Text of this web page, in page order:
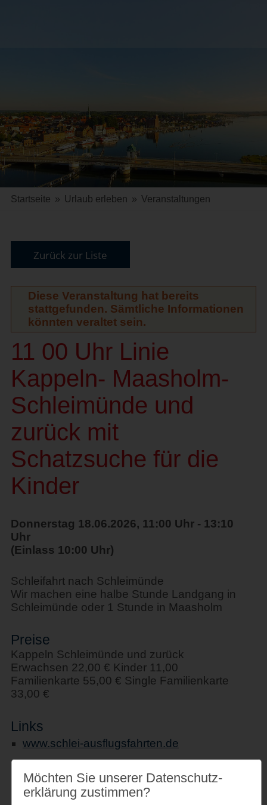
Startseite » Urlaub erleben » Veranstaltungen
Zurück zur Liste
Diese Veranstaltung hat bereits
stattgefunden. Sämtliche Informationen
könnten veraltet sein.
11 00 Uhr Linie
Kappeln- Maasholm-
Schleimünde und
zurück mit
Schatzsuche für die
Kinder
Donnerstag 18.06.2026, 11:00 Uhr - 13:10
Uhr
(Einlass 10:00 Uhr)
Schleifahrt nach Schleimünde
Wir machen eine halbe Stunde Landgang in
Schleimünde oder 1 Stunde in Maasholm
Preise
Kappeln Schleimünde und zurück
Erwachsen 22,00 € Kinder 11,00
Familienkarte 55,00 € Single Familienkarte
33,00 €
Links
www.schlei-ausflugsfahrten.de
Möchten Sie unserer Datenschutz­
erklärung zustimmen?